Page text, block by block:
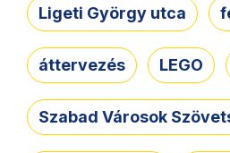
Ligeti György utca
áttervezés LEGO
Szabad Városok